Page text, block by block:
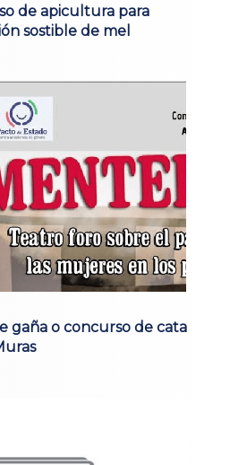
de apicultura para
sostible de mel
gaña o concurso de cata